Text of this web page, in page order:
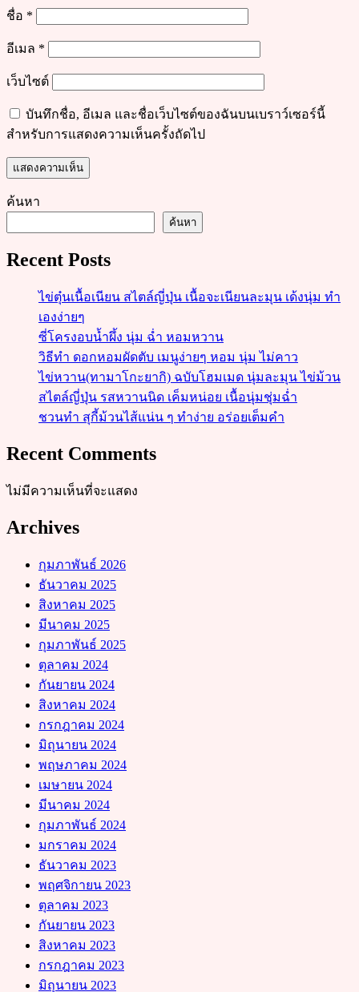
ชื่อ *
อีเมล *
เว็บไซต์
บันทึกชื่อ, อีเมล และชื่อเว็บไซต์ของฉันบนเบราว์เซอร์นี้
สำหรับการแสดงความเห็นครั้งถัดไป
ค้นหา
ค้นหา
Recent Posts
ไข่ตุ๋นเนื้อเนียน สไตล์ญี่ปุ่น เนื้อจะเนียนละมุน เด้งนุ่ม ทำ
เองง่ายๆ
ซี่โครงอบน้ำผึ้ง นุ่ม ฉ่ำ หอมหวาน
วิธีทำ ดอกหอมผัดตับ เมนูง่ายๆ หอม นุ่ม ไม่คาว
ไข่หวาน(ทามาโกะยากิ) ฉบับโฮมเมด นุ่มละมุน ไข่ม้วน
สไตล์ญี่ปุ่น รสหวานนิด เค็มหน่อย เนื้อนุ่มชุ่มฉ่ำ
ชวนทำ สุกี้ม้วนไส้แน่น ๆ ทำง่าย อร่อยเต็มคำ
Recent Comments
ไม่มีความเห็นที่จะแสดง
Archives
กุมภาพันธ์ 2026
ธันวาคม 2025
สิงหาคม 2025
มีนาคม 2025
กุมภาพันธ์ 2025
ตุลาคม 2024
กันยายน 2024
สิงหาคม 2024
กรกฎาคม 2024
มิถุนายน 2024
พฤษภาคม 2024
เมษายน 2024
มีนาคม 2024
กุมภาพันธ์ 2024
มกราคม 2024
ธันวาคม 2023
พฤศจิกายน 2023
ตุลาคม 2023
กันยายน 2023
สิงหาคม 2023
กรกฎาคม 2023
มิถุนายน 2023